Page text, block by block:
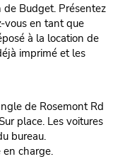
de Budget. Présentez
vous en tant que
à la location de
imprimé et les
de Rosemont Rd
place. Les voitures
bureau.
en charge.